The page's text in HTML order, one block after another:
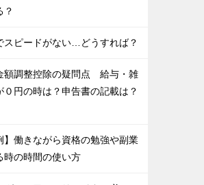
？
スピードがない…どうすれば？
額調整控除の疑問点 給与・雑
０円の時は？申告書の記載は？
】働きながら資格の勉強や副業
時の時間の使い方